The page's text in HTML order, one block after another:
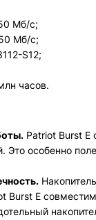
Мб/с;
Мб/с;
S12;
часов.
Patriot Burst E
особенно
Burst E